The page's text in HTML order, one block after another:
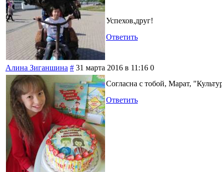
Успехов,друг!
Ответить
Алина Зиганшина # 31 марта 2016 в 11:16 0
Согласна с тобой, Марат,
Ответить